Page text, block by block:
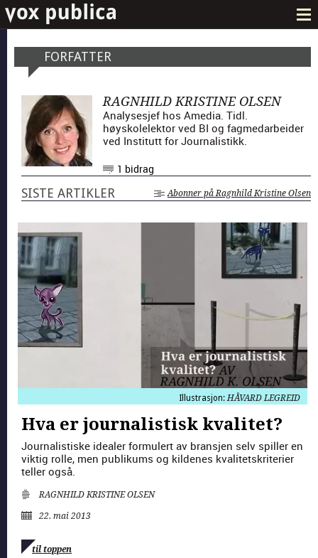
FORFATTER
RAGNHILD KRISTINE OLSEN
Analysesjef hos Amedia. Tidl.
høyskolelektor ved BI og fagmedarbeider
ved Institutt for Journalistikk.
1 bidrag
SISTE ARTIKLER Abonner på Ragnhild Kristine Olsen
Illustrasjon: HÅVARD LEGREID
Hva er journalistisk kvalitet?
Jour­nal­is­tiske ide­al­er for­mulert av bran­sjen selv spiller en
vik­tig rolle, men pub­likums og kildenes kvalitet­skri­terier
teller også.
RAGNHILD KRISTINE OLSEN
22. mai 2013
til toppen